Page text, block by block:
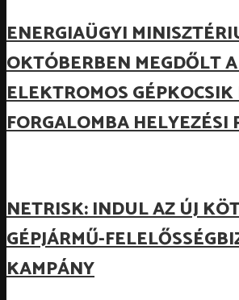
ENERGIAÜGYI
OKTÓBERBEN MEGDŐLT
ELEKTROMOS
FORGALOMBA HELYEZÉSI
NETRISK: INDUL AZ ÚJ
GÉPJÁRMŰ-
KAMPÁNY